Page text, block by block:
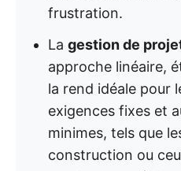
frustration.
La gestion de
approche linéaire,
la rend idéale pour
exigences fixes et
minimes, tels que
construction ou